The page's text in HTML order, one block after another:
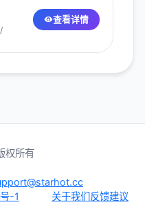
查看详情
权所有
-1 关于我们反馈建议